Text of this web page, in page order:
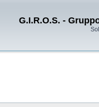
G.I.R.O.S. -